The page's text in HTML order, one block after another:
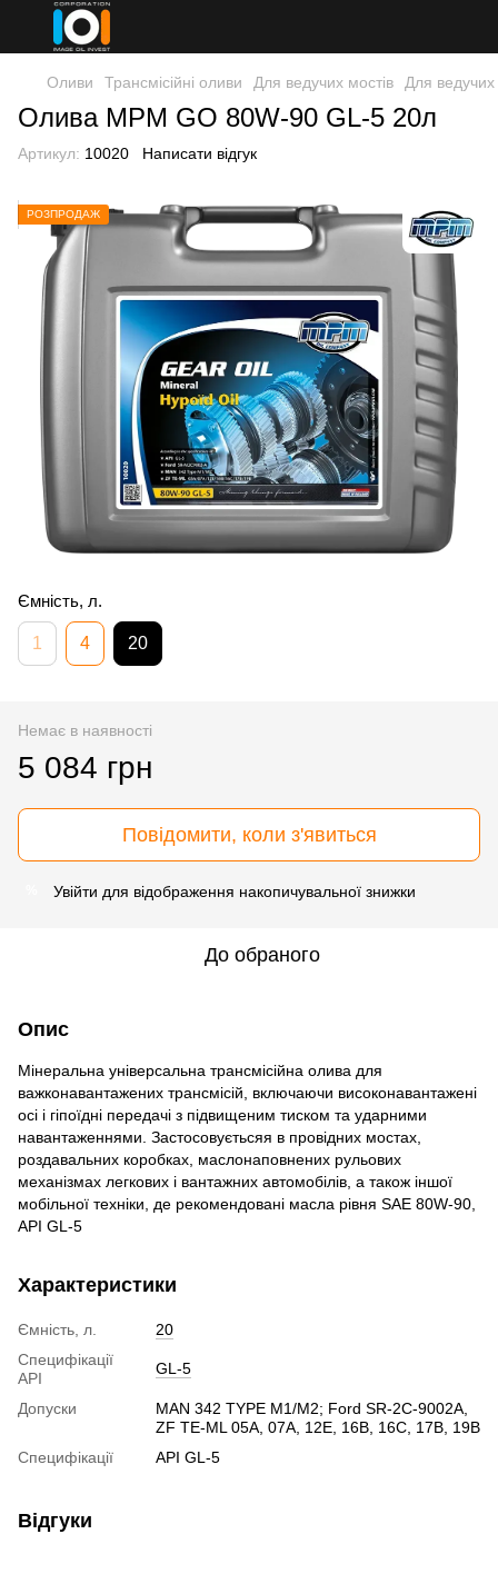
Оливи Трансмісійні оливи Для ведучих мостів Для ведучих
Олива MPM GO 80W-90 GL-5 20л
Артикул: 10020 Написати відгук
РОЗПРОДАЖ
Ємність, л.
1 4 20
Немає в наявності
5 084 грн
Повідомити, коли з'явиться
Увійти для відображення накопичувальної знижки
До обраного
Опис
Мінеральна універсальна трансмісійна олива для
важконавантажених трансмісій, включаючи високонавантажені
осі і гіпоїдні передачі з підвищеним тиском та ударними
навантаженнями. Застосовуєтьсяя в провідних мостах,
роздавальних коробках, маслонаповнених рульових
механізмах легкових і вантажних автомобілів, а також іншої
мобільної техніки, де рекомендовані масла рівня SAE 80W-90,
API GL-5
Характеристики
Ємність, л.
20
Специфікації
API
GL-5
Допуски
MAN 342 TYPE M1/M2; Ford SR-2C-9002A,
ZF TE-ML 05A, 07A, 12E, 16B, 16C, 17B, 19B
Специфікації
API GL-5
Відгуки